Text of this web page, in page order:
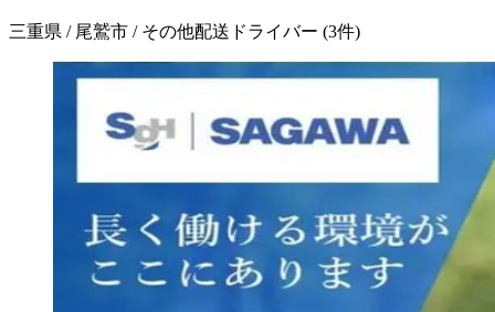
三重県 / 尾鷲市 / その他配送ドライバー (3件)